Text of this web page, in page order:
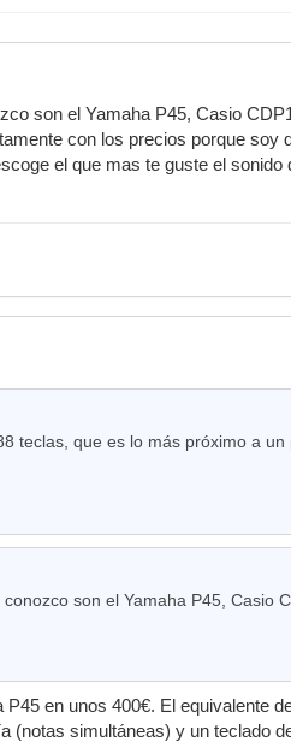
son el Yamaha P45, Casio
con los precios porque soy
el que mas te guste el
teclas, que es lo más próximo a
son el Yamaha P45, Casio
en unos 400€. El equivalente
(notas simultáneas) y un teclado